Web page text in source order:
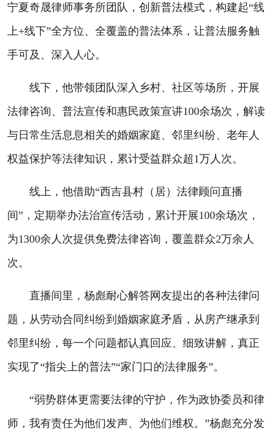
宁夏奇晟律师事务所团队，创新普法模式，构建起“线
上+线下”全方位、全覆盖的普法体系，让普法服务触
手可及、深入人心。
线下，他带领团队深入乡村、社区等场所，开展
法律咨询、普法宣传和惠民政策宣讲100余场次，解读
与日常生活息息相关的婚姻家庭、邻里纠纷、老年人
权益保护等法律知识，累计受益群众超1万人次。
线上，他借助“西吉县村（居）法律顾问直播
间”，定期举办法治宣传活动，累计开展100余场次，
为1300余人次提供免费法律咨询，覆盖群众2万余人
次。
直播间里，杨彪耐心解答网友提出的各种法律问
题，从劳动合同纠纷到婚姻家庭矛盾，从房产继承到
邻里纠纷，每一个问题都认真回应、细致讲解，真正
实现了“指尖上的普法”“家门口的法律服务”。
“弱势群体更需要法律的守护，作为政协委员和律
师，我有责任为他们发声、为他们维权。”杨彪充分发